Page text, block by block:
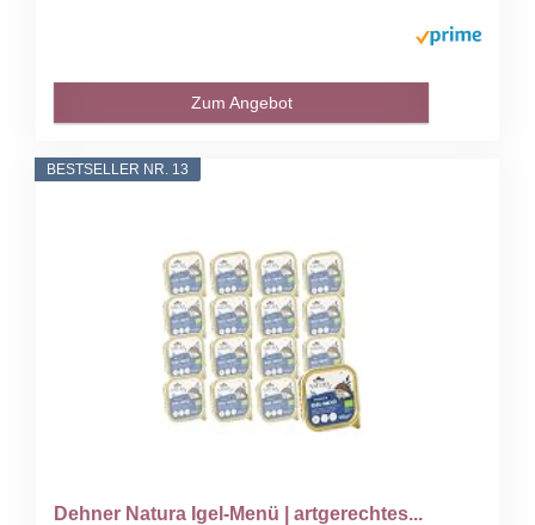
Zum Angebot
BESTSELLER NR. 13
Dehner Natura Igel-Menü | artgerechtes...